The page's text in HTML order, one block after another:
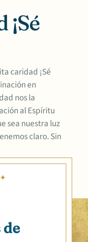
caridad ¡Sé
en
nos la
al Espíritu
sea nuestra luz
claro. Sin